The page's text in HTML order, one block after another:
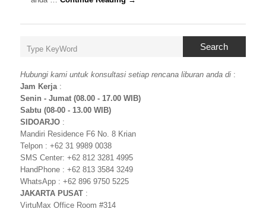
Search
Hubungi kami untuk konsultasi setiap rencana liburan anda di :
Jam Kerja:
Senin - Jumat (08.00 - 17.00 WIB)
Sabtu (08-00 - 13.00 WIB)
SIDOARJO :
Mandiri Residence F6 No. 8 Krian
Telpon : +62 31 9989 0038
SMS Center: +62 812 3281 4995
HandPhone : +62 813 3584 3249
WhatsApp : +62 896 9750 5225
JAKARTA PUSAT :
VirtuMax Office Room #314